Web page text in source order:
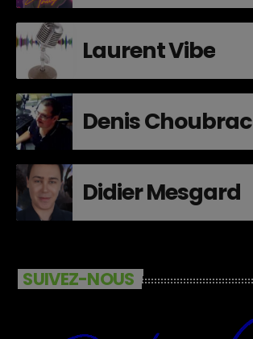
Laurent Vibe
Denis Choubrac
Didier Mesgard
SUIVEZ-NOUS